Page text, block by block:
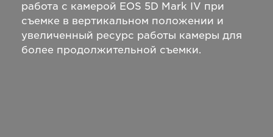
работа с камерой EOS 5D Mark IV при
съемке в вертикальном положении и
увеличенный ресурс работы камеры для
более продолжительной съемки.